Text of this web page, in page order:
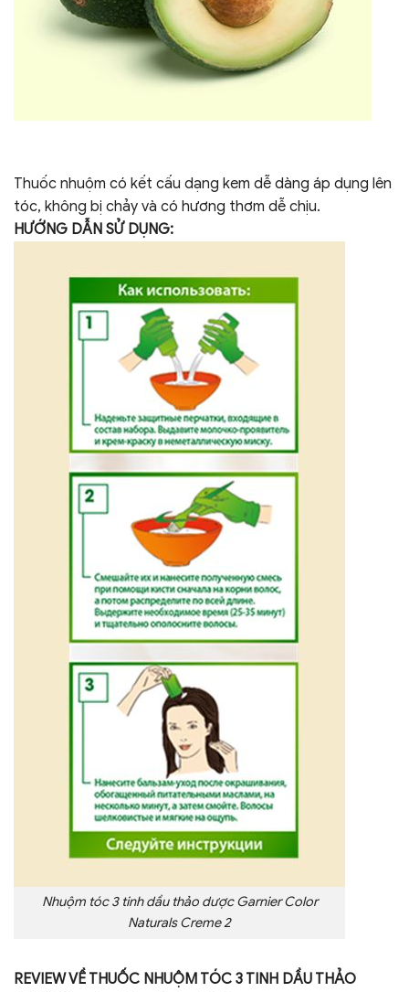
Thuốc nhuộm có kết cấu dạng kem dễ dàng áp dụng lên
tóc, không bị chảy và có hương thơm dễ chịu.
HƯỚNG DẪN SỬ DỤNG:
Nhuộm tóc 3 tinh dầu thảo dược Garnier Color
Naturals Creme 2
REVIEW VỀ THUỐC NHUỘM TÓC 3 TINH DẦU THẢO